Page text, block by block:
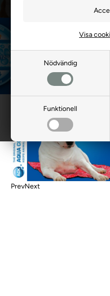
Nödvändig
Funktionell
Visa
PrevNext